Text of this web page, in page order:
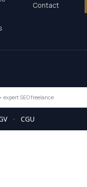
Contact
• expert SEO freelance
· CGU